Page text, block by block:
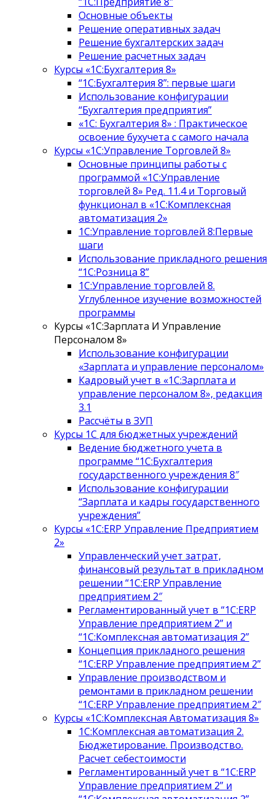
Основные объекты
Решение оперативных задач
Решение бухгалтерских задач
Решение расчетных задач
Курсы «1С:Бухгалтерия 8»
“1С:Бухгалтерия 8”: первые шаги
Использование конфигурации
“Бухгалтерия предприятия”
«1С: Бухгалтерия 8» : Практическое
освоение бухучета с самого начала
Курсы «1С:Управление Торговлей 8»
Основные принципы работы с
программой «1С:Управление
торговлей 8» Ред. 11.4 и Торговый
функционал в «1С:Комплексная
автоматизация 2»
1С:Управление торговлей 8:Первые
шаги
Использование прикладного решения
“1С:Розница 8”
1С:Управление торговлей 8.
Углубленное изучение возможностей
программы
Курсы «1С:Зарплата И Управление
Персоналом 8»
Использование конфигурации
«Зарплата и управление персоналом»
Кадровый учет в «1С:Зарплата и
управление персоналом 8», редакция
3.1
Рассчёты в ЗУП
Курсы 1С для бюджетных учреждений
Ведение бюджетного учета в
программе “1С:Бухгалтерия
государственного учреждения 8″
Использование конфигурации
“Зарплата и кадры государственного
учреждения”
Курсы «1С:ERP Управление Предприятием
2»
Управленческий учет затрат,
финансовый результат в прикладном
решении “1С:ERP Управление
предприятием 2″
Регламентированный учет в “1С:ERP
Управление предприятием 2” и
“1С:Комплексная автоматизация 2”
Концепция прикладного решения
“1С:ERP Управление предприятием 2”
Управление производством и
ремонтами в прикладном решении
“1С:ERP Управление предприятием 2″
Курсы «1С:Комплексная Автоматизация 8»
1С:Комплексная автоматизация 2.
Бюджетирование. Производство.
Расчет себестоимости
Регламентированный учет в “1С:ERP
Управление предприятием 2” и